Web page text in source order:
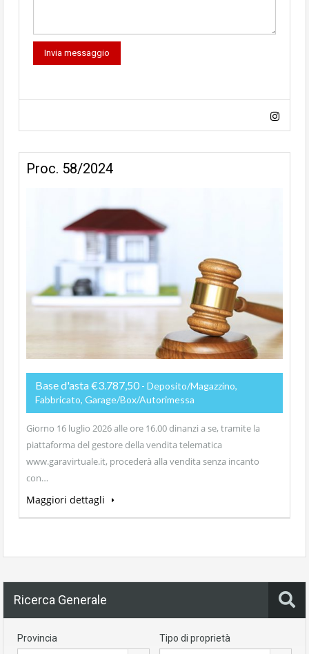
Proc. 58/2024
Base d'asta €3.787,50 - Deposito/Magazzino,
Fabbricato, Garage/Box/Autorimessa
Giorno 16 luglio 2026 alle ore 16.00 dinanzi a se, tramite la
piattaforma del gestore della vendita telematica
www.garavirtuale.it, procederà alla vendita senza incanto
con…
Maggiori dettagli
Ricerca Generale
Provincia Tipo di proprietà